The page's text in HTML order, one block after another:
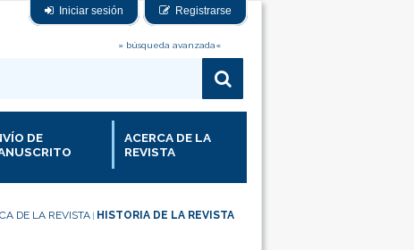
Iniciar sesión Registrarse
» búsqueda avanzada«
DE
ACERCA DE LA
REVISTA
DE LA REVISTA HISTORIA DE LA REVISTA